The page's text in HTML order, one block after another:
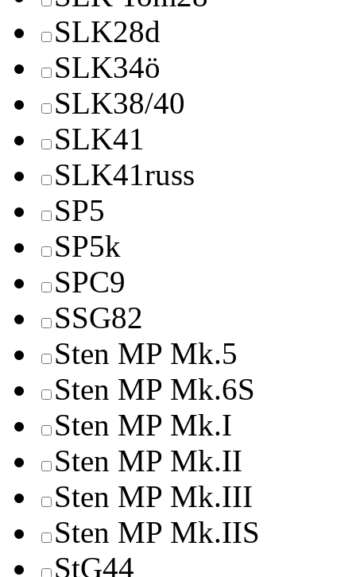
SLK28d
SLK34ö
SLK38/40
SLK41
SLK41russ
SP5
SP5k
SPC9
SSG82
Sten MP Mk.5
Sten MP Mk.6S
Sten MP Mk.I
Sten MP Mk.II
Sten MP Mk.III
Sten MP Mk.IIS
StG44